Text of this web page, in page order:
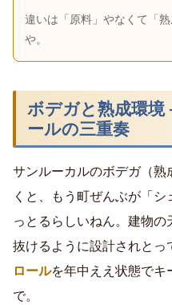
違いは「原料」やなくて「
や。
ボデガと熟成環
ールの三重奏
サンルーカルのボデガ（熟
くと、もう町ぜんぶが「
っとるらしいねん。建物の
抜けるように設計されとっ
ロールを年中ええ状態でキ
で。